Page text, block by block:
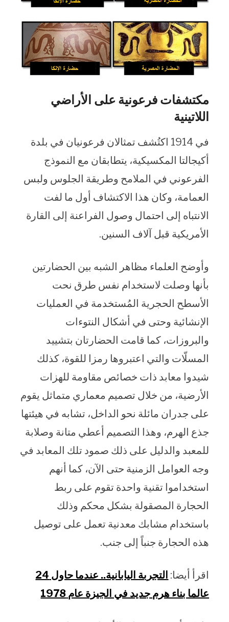
مكتشفات فرعونية على الأراضي
اللاتينية
في 1914 اكتُشف تمثالان فرعونيان في بلدة
أكيجالتا المكسيكية، يتطابقان مع النموذج
الفرعوني في الملامح وطريقة الجلوس ولبس
العمامة، وكان هذا الاكتشاف أول ما لفت
الانتباه إلى احتمال وصول الفراعنة إلى القارة
الأمريكية قبل آلاف السنين.
وأوضح العلماء مظاهر الشبه بين الحضارتين
بأنها وصلت لاستخدام نفس طرق نحت
الأسطح الحجرية المُستخدمة في العمليات
الإنشائية وحتى في أشكال النتوءات
والبروزات، كما قامت الحضارتان بتشييد
المسلّات والتي اعتبروها رمزا للقوة، كذلك
شيدوا معابد ذات خصائص مقاومة للهزات
الأرضية، من خلال تصميم معماري متماثل يقوم
على جدران مائلة نحو الداخل، تشابه في هيئتها
جذع الهرم، وهذا التصميم أعطي متانة وصلابة
للمعبد والدليل على ذلك صمود تلك المعابد في
وجه العوامل الزمنية حتى الآن، كما أنهم
استخداموا تقنية واحدة تقوم على ربط
الحجارة المصقولة بشكل محكم وذلك
باستخدام مشابك معدنية تعمل على توصيل
هذه الحجارة جنباً إلى جنب.
اقرأ أيضا:
التجربة اليابانية.. عندما حاول 24
عالما بناء هرم جديد في الجيزة عام 1978